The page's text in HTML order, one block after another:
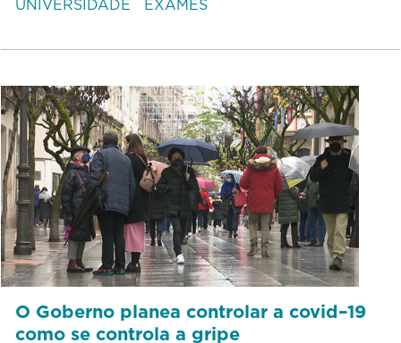
UNIVERSIDADE EXAMES
O Goberno planea controlar a covid–19
como se controla a gripe